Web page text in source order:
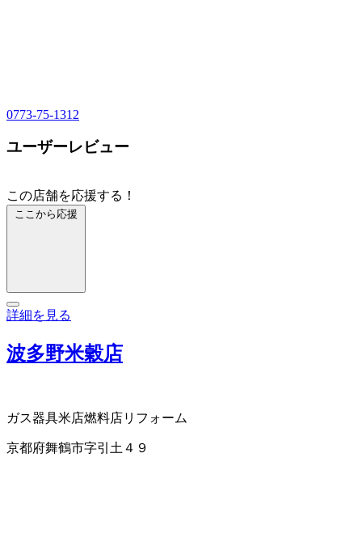
0773-75-1312
ユーザーレビュー
この店舗を応援する！
ここから応援
詳細を見る
波多野米穀店
ガス器具米店燃料店リフォーム
京都府舞鶴市字引土４９